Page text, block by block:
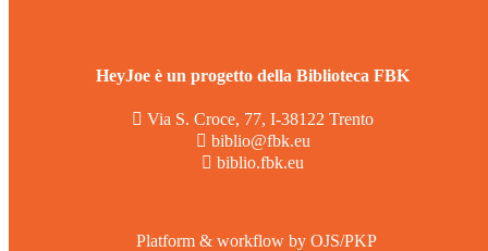
HeyJoe è un progetto della Biblioteca FBK
Via S. Croce, 77, I-38122 Trento
biblio@fbk.eu
biblio.fbk.eu
Platform & workflow by OJS/PKP